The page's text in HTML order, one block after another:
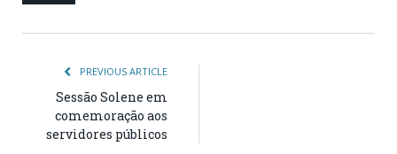
PREVIOUS ARTICLE
Sessão Solene em
comemoração aos
servidores públicos